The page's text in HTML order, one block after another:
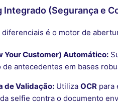
Integrado (Segurança e
diferenciais é o motor de
Your Customer) Automático:
antecedentes em bases
de Validação: UtilizaOCR para
selfie contra o documento